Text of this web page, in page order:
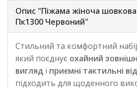
Опис "Піжама жіноча
Пк1300 Червоний"
Стильний та комфортний
який поєднує охайний
вигляд і приємні тактильні
підходить для щоденного